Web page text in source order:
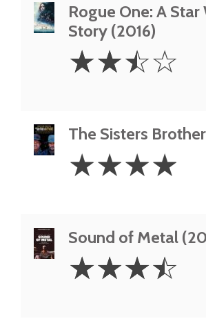
Rogue One: A Star
Story (2016)
2.5
Stars
☆☆☆☆
The Sisters
Stars
☆☆☆☆
Sound of Metal
3.5
Stars
☆☆☆☆